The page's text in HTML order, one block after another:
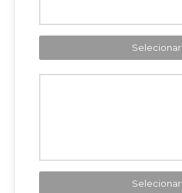
Selecionar
Selecionar